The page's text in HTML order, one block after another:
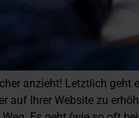
anzieht! Letztlich
Ihrer Website zu